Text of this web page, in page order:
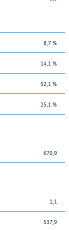
8,7 %
14,1 %
52,1 %
25,1 %
670,9
1,1
537,9